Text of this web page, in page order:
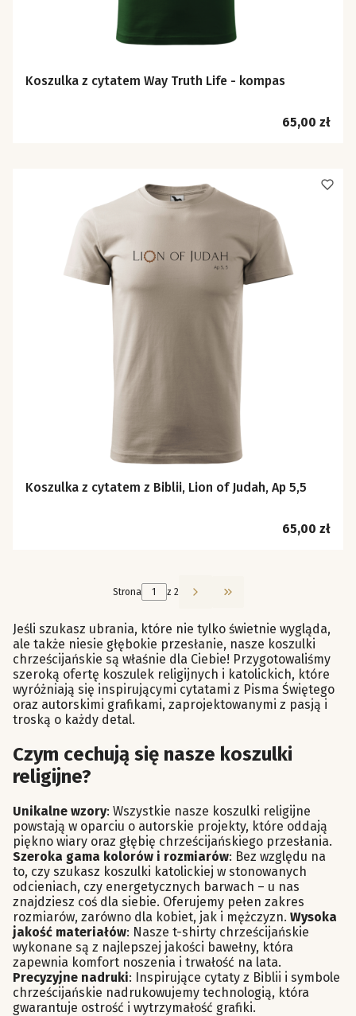
Koszulka z cytatem Way Truth Life - kompas
Cena
65,00 zł
Koszulka z cytatem z Biblii, Lion of Judah, Ap 5,5
Cena
65,00 zł
Strona z 2 Przejdź do ostatniej
Jeśli szukasz ubrania, które nie tylko świetnie wygląda,
ale także niesie głębokie przesłanie, nasze koszulki
chrześcijańskie są właśnie dla Ciebie! Przygotowaliśmy
szeroką ofertę koszulek religijnych i katolickich, które
wyróżniają się inspirującymi cytatami z Pisma Świętego
oraz autorskimi grafikami, zaprojektowanymi z pasją i
troską o każdy detal.
Czym cechują się nasze koszulki
religijne?
Unikalne wzory: Wszystkie nasze koszulki religijne
powstają w oparciu o autorskie projekty, które oddają
piękno wiary oraz głębię chrześcijańskiego przesłania.
Szeroka gama kolorów i rozmiarów: Bez względu na
to, czy szukasz koszulki katolickiej w stonowanych
odcieniach, czy energetycznych barwach – u nas
znajdziesz coś dla siebie. Oferujemy pełen zakres
rozmiarów, zarówno dla kobiet, jak i mężczyzn. Wysoka
jakość materiałów: Nasze t-shirty chrześcijańskie
wykonane są z najlepszej jakości bawełny, która
zapewnia komfort noszenia i trwałość na lata.
Precyzyjne nadruki: Inspirujące cytaty z Biblii i symbole
chrześcijańskie nadrukowujemy technologią, która
gwarantuje ostrość i wytrzymałość grafiki.